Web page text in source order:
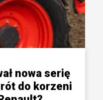
nowa serię
do korzeni